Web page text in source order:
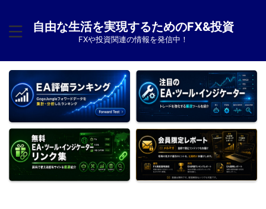
自由な生活を実現するためのFX&投資
FXや投資関連の情報を発信中！